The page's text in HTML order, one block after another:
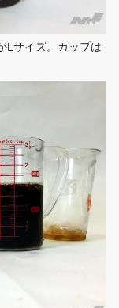
Lサイズ。カップは